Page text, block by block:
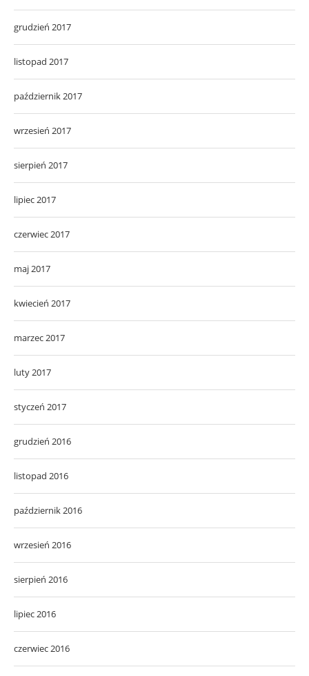
grudzień 2017
listopad 2017
październik 2017
wrzesień 2017
sierpień 2017
lipiec 2017
czerwiec 2017
maj 2017
kwiecień 2017
marzec 2017
luty 2017
styczeń 2017
grudzień 2016
listopad 2016
październik 2016
wrzesień 2016
sierpień 2016
lipiec 2016
czerwiec 2016